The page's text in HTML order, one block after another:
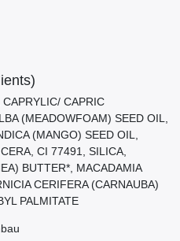
CAPRIC
(MEADOWFOAM) SEED OIL,
(MANGO) SEED OIL,
CI 77491, SILICA,
BUTTER*, MACADAMIA
CERIFERA (CARNAUBA)
PALMITATE